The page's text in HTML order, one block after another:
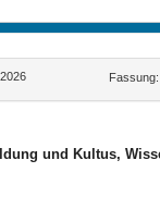
und Kultus,